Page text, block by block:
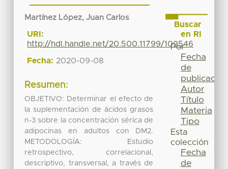
Martínez López, Juan Carlos
URI:
http://hdl.handle.net/20.500.11799/109546
Fecha: 2020-09-08
Resumen:
OBJETIVO: Determinar el efecto de
la suplementación de ácidos grasos
n-3 sobre la concentración sérica de
adipocinas en adultos con DM2.
METODOLOGÍA: Estudio
retrospectivo, correlacional,
descriptivo, transversal, a través de
Buscar
en RI
Por
Fecha
de
publicación
Autor
Título
Materia
Tipo
Esta
colección
Fecha
de